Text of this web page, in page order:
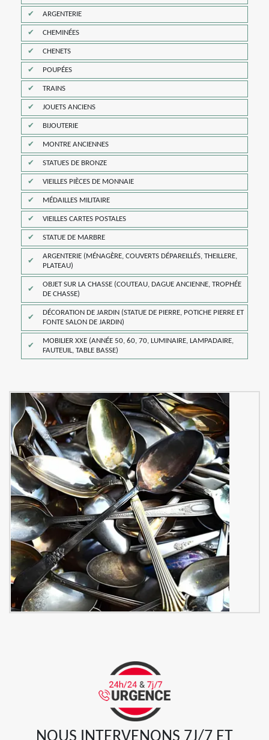
ARGENTERIE
CHEMINÉES
CHENETS
POUPÉES
TRAINS
JOUETS ANCIENS
BIJOUTERIE
MONTRE ANCIENNES
STATUES DE BRONZE
VIEILLES PIÈCES DE MONNAIE
MÉDAILLES MILITAIRE
VIEILLES CARTES POSTALES
STATUE DE MARBRE
ARGENTERIE (MÉNAGÈRE, COUVERTS DÉPAREILLÉS, THEILLERE,
PLATEAU)
OBJET SUR LA CHASSE (COUTEAU, DAGUE ANCIENNE, TROPHÉE
DE CHASSE)
DÉCORATION DE JARDIN (STATUE DE PIERRE, POTICHE PIERRE ET
FONTE SALON DE JARDIN)
MOBILIER XXE (ANNÉE 50, 60, 70, LUMINAIRE, LAMPADAIRE,
FAUTEUIL, TABLE BASSE)